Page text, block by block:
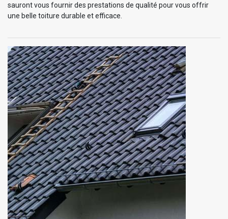
sauront vous fournir des prestations de qualité pour vous offrir
une belle toiture durable et efficace.